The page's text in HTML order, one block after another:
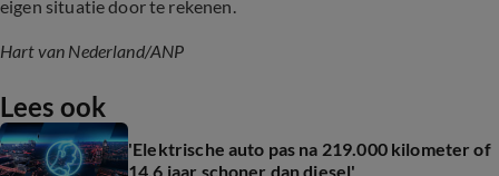
eigen situatie door te rekenen.
Hart van Nederland/ANP
Lees ook
'Elektrische auto pas na 219.000 kilometer of
14,6 jaar schoner dan diesel'